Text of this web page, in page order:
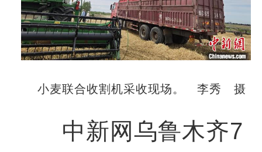
小麦联合收割机采收现场。 李秀 摄
中新网乌鲁木齐7